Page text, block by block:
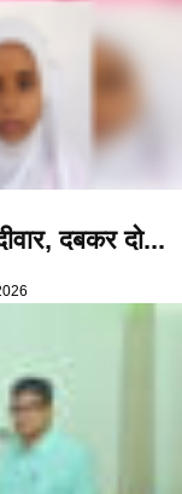
दबकर दो...